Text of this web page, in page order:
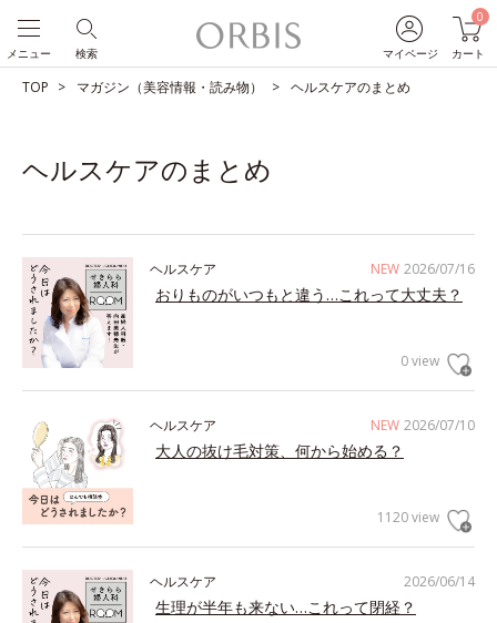
マイページ
0
カート
検索
メニュー
TOP マガジン（美容情報・読み物） ヘルスケアのまとめ
ヘルスケアのまとめ
NEW 2026/07/16
ヘルスケア
おりものがいつもと違う…これって大丈夫？
0 view
NEW 2026/07/10
ヘルスケア
大人の抜け毛対策、何から始める？
1120 view
2026/06/14
ヘルスケア
生理が半年も来ない…これって閉経？